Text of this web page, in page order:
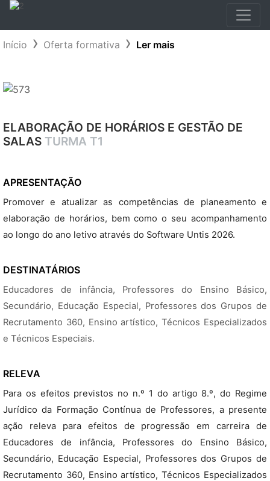
Início Oferta formativa Ler mais
ELABORAÇÃO DE HORÁRIOS E GESTÃO DE
SALAS TURMA T1
APRESENTAÇÃO
Promover e atualizar as competências de planeamento e
elaboração de horários, bem como o seu acompanhamento
ao longo do ano letivo através do Software Untis 2026.
DESTINATÁRIOS
Educadores de infância, Professores do Ensino Básico,
Secundário, Educação Especial, Professores dos Grupos de
Recrutamento 360, Ensino artístico, Técnicos Especializados
e Técnicos Especiais.
RELEVA
Para os efeitos previstos no n.º 1 do artigo 8.º, do Regime
Jurídico da Formação Contínua de Professores, a presente
ação releva para efeitos de progressão em carreira de
Educadores de infância, Professores do Ensino Básico,
Secundário, Educação Especial, Professores dos Grupos de
Recrutamento 360, Ensino artístico, Técnicos Especializados